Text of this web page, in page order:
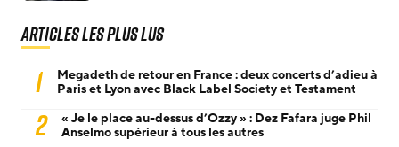
Articles les plus lus
1
Megadeth de retour en France : deux concerts d’adieu à
Paris et Lyon avec Black Label Society et Testament
2
« Je le place au-dessus d’Ozzy » : Dez Fafara juge Phil
Anselmo supérieur à tous les autres